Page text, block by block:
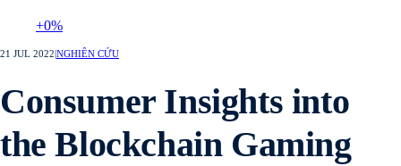
+0%
21 JUL 2022 NGHIÊN CỨU
Consumer Insights into
the Blockchain Gaming